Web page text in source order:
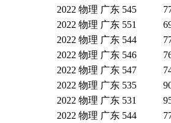
2022 物理 广东 545
2022 物理 广东 551
2022 物理 广东 544
2022 物理 广东 546
2022 物理 广东 547
2022 物理 广东 535
2022 物理 广东 531
2022 物理 广东 544